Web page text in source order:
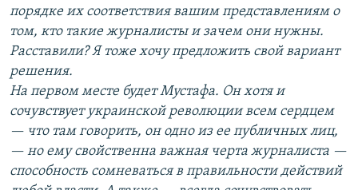
порядке их соответствия вашим представлениям о
том, кто такие журналисты и зачем они нужны.
Расставили? Я тоже хочу предложить свой вариант
решения.
На первом месте будет Мустафа. Он хотя и
сочувствует украинской революции всем сердцем
— что там говорить, он одно из ее публичных лиц,
— но ему свойственна важная черта журналиста —
способность сомневаться в правильности действий